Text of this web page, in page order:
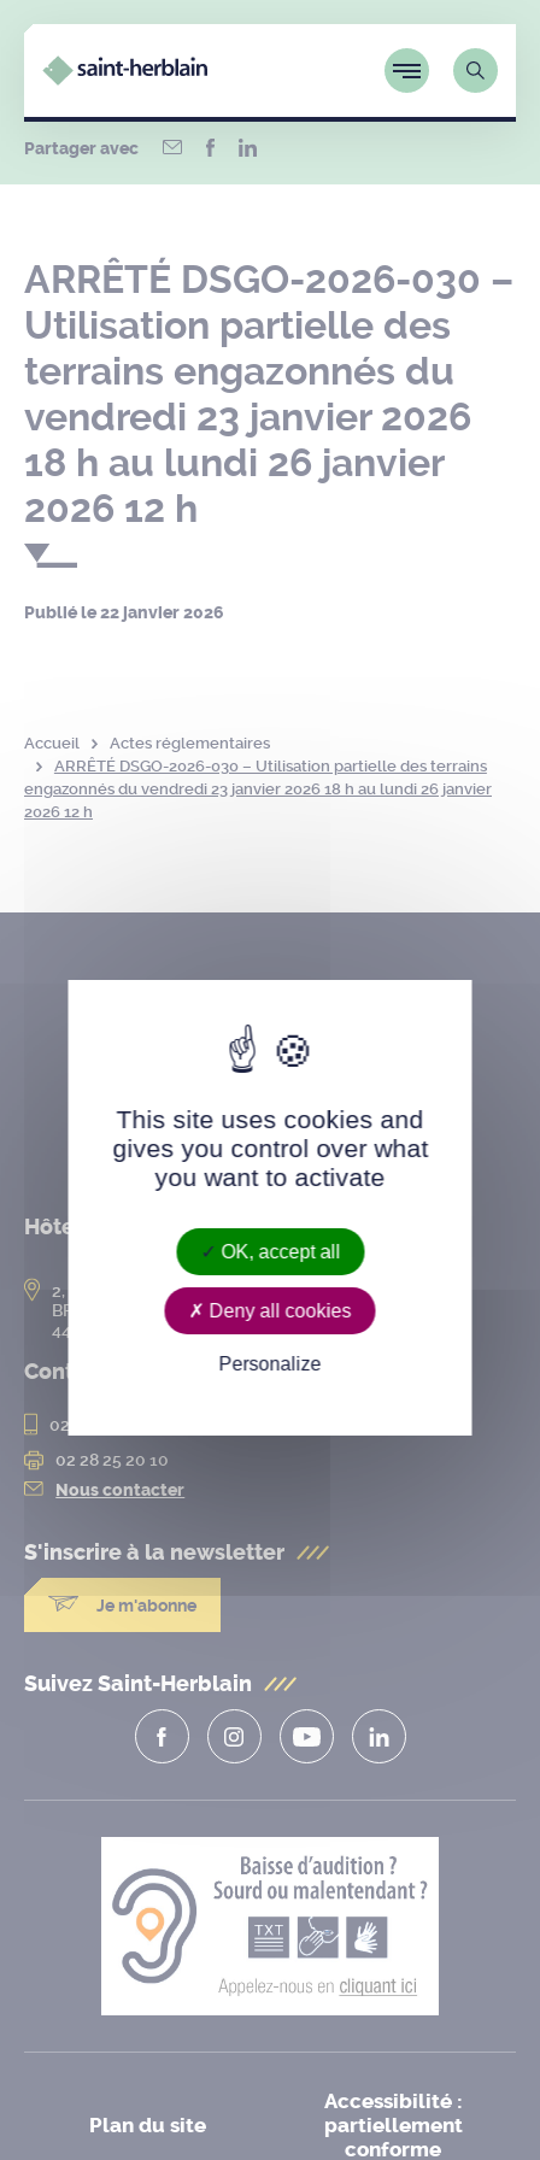
Partager avec
ARRÊTÉ DSGO-2026-030 –
Utilisation partielle des
terrains engazonnés du
vendredi 23 janvier 2026
18 h au lundi 26 janvier
2026 12 h
Publié le22 janvier 2026
Accueil
Actes réglementaires
ARRÊTÉ DSGO-2026-030 – Utilisation partielle des terrains
engazonnés du vendredi 23 janvier 2026 18 h au lundi 26 janvier
2026 12 h
Hôtel de ville
2, rue de l’Hôtel-de-Ville
BP 50167
44802 Saint-Herblain cedex
Contact
02 28 25 20 00
02 28 25 20 10
Nous contacter
S'inscrire à la newsletter
Je m'abonne
Suivez Saint-Herblain
Plan du site
Accessibilité :
partiellement
conforme
This site uses cookies and
gives you control over what
you want to activate
OK, accept all
Deny all cookies
Personalize